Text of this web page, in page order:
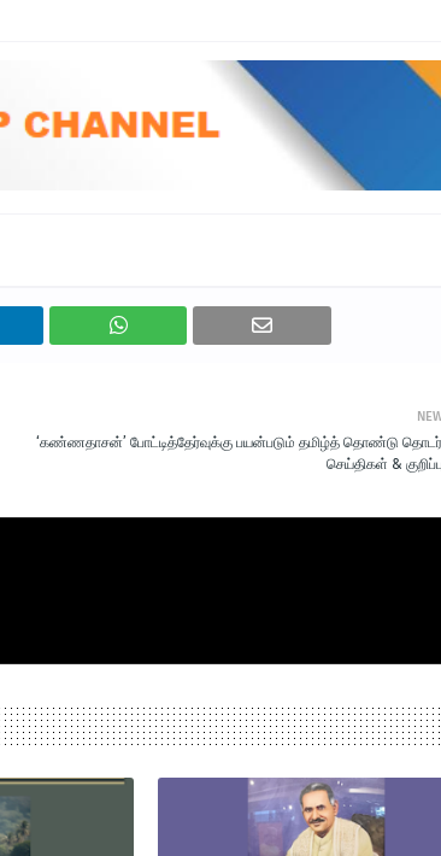
‘கண்ணதாசன்’ போட்டித்தேர்வுக்கு பயன்படும் தமிழ்த் தொண்டு
செய்திகள் &